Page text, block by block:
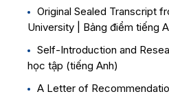
Original Sealed Transcript
University | Bảng điểm tiếng
Self-Introduction and
học tập (tiếng Anh)
A Letter of